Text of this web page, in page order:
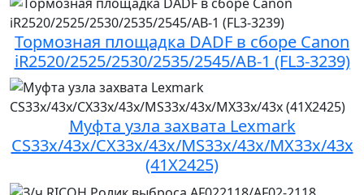
Тормозная площадка DADF в сборе Canon
iR2520/2525/2530/2535/2545/AB-1 (FL3-3239)
Муфта узла захвата Lexmark
CS33x/43x/CX33x/43x/MS33x/43x/MX33x/43x
(41X2425)